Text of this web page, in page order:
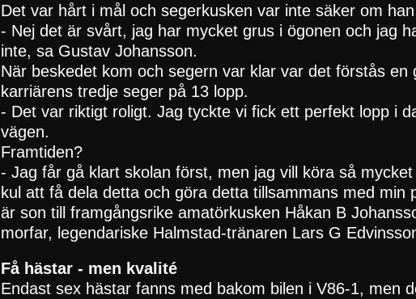
Det var hårt i mål och segerkusken var inte säker om
- Nej det är svårt, jag har mycket grus i ögonen och jag
inte, sa Gustav Johansson.
När beskedet kom och segern var klar var det förstås en
karriärens tredje seger på 13 lopp.
- Det var riktigt roligt. Jag tyckte vi fick ett perfekt lopp i
vägen.
Framtiden?
- Jag får gå klart skolan först, men jag vill köra så
kul att få dela detta och göra detta tillsammans med min
är son till framgångsrike amatörkusken Håkan B
morfar, legendariske Halmstad-tränaren Lars G
Få hästar - men kvalité
Endast sex hästar fanns med bakom bilen i V86-1, men